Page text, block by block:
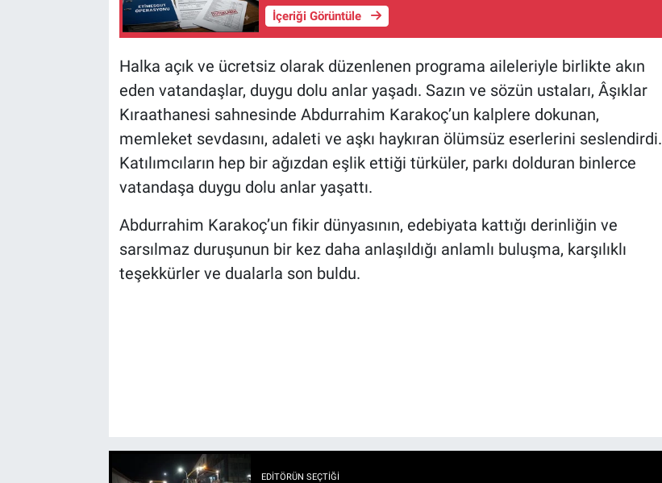
İçeriği Görüntüle
Halka açık ve ücretsiz olarak düzenlenen programa aileleriyle birlikte akın
eden vatandaşlar, duygu dolu anlar yaşadı. Sazın ve sözün ustaları, Âşıklar
Kıraathanesi sahnesinde Abdurrahim Karakoç’un kalplere dokunan,
memleket sevdasını, adaleti ve aşkı haykıran ölümsüz eserlerini seslendirdi.
Katılımcıların hep bir ağızdan eşlik ettiği türküler, parkı dolduran binlerce
vatandaşa duygu dolu anlar yaşattı.
Abdurrahim Karakoç’un fikir dünyasının, edebiyata kattığı derinliğin ve
sarsılmaz duruşunun bir kez daha anlaşıldığı anlamlı buluşma, karşılıklı
teşekkürler ve dualarla son buldu.
EDITÖRÜN SEÇTIĞI